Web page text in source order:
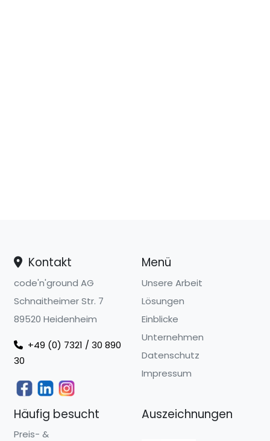
Kontakt
code'n'ground AG
Schnaitheimer Str. 7
89520 Heidenheim
+49 (0) 7321 / 30 890
30
Menü
Unsere Arbeit
Lösungen
Einblicke
Unternehmen
Datenschutz
Impressum
Häufig besucht
Preis- &
Auszeichnungen